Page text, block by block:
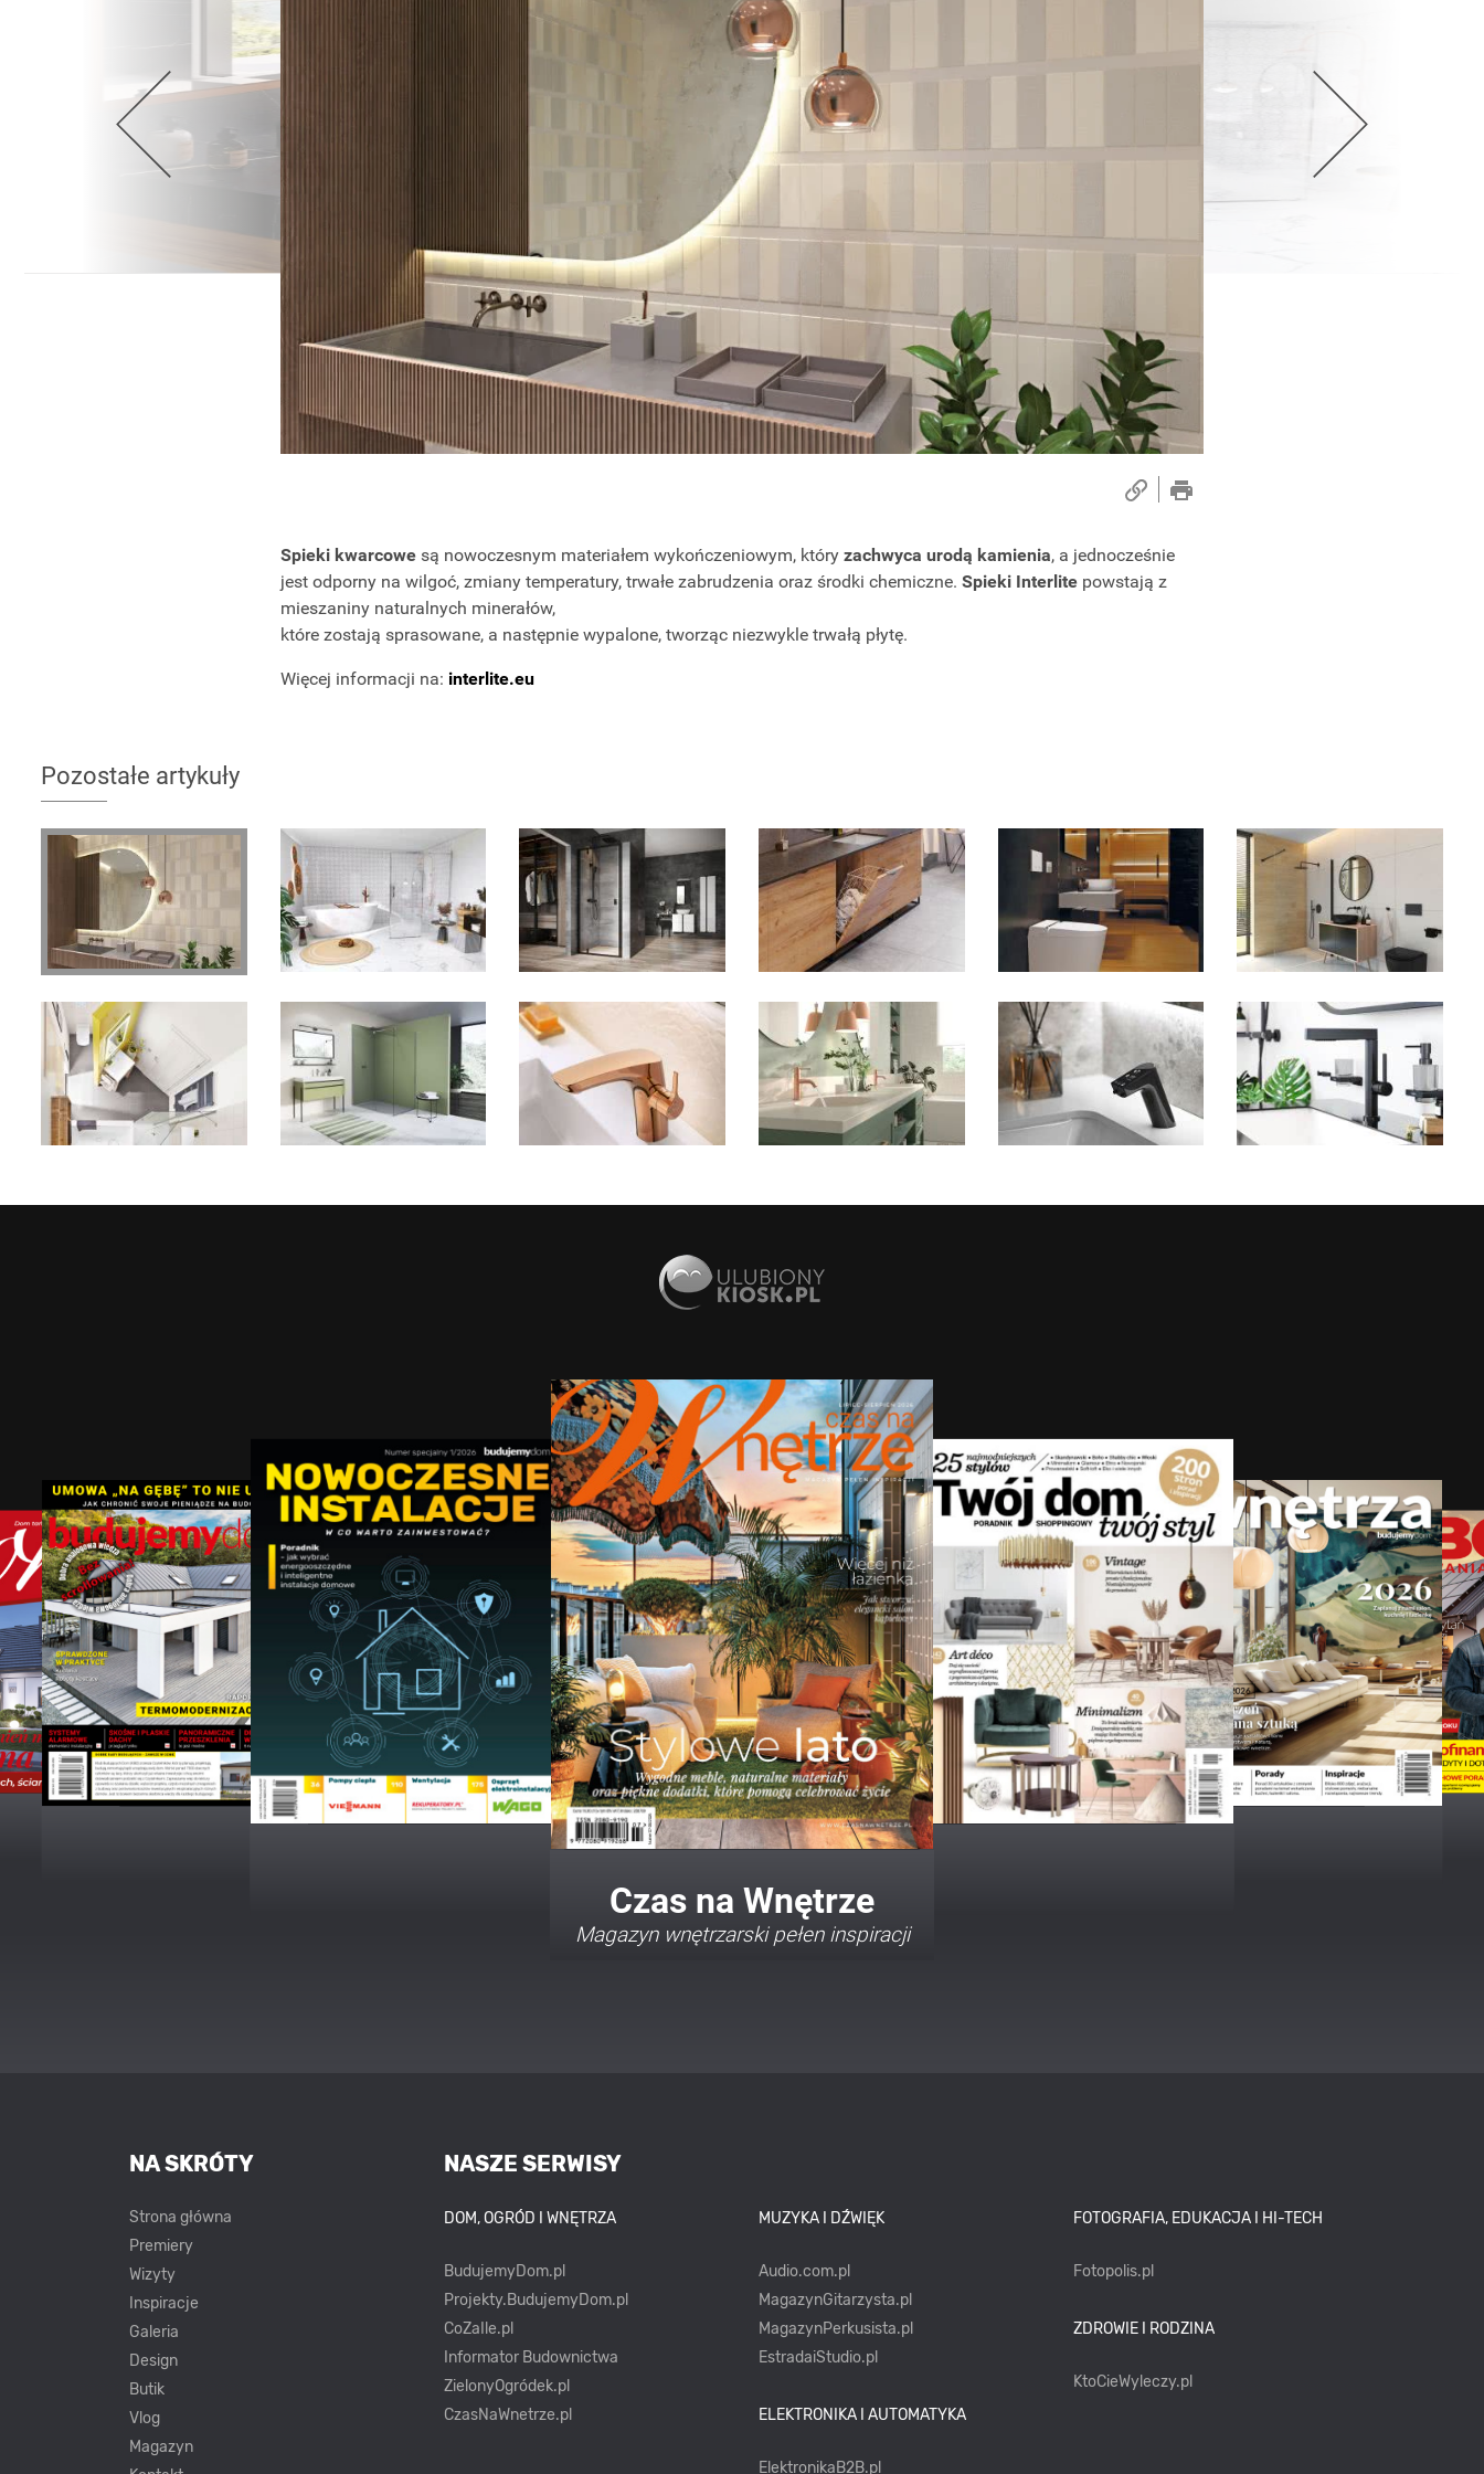
Spieki kwarcowesą nowoczesnym materiałem wykończeniowym, który zachwyca urodą kamienia, a jednocześnie
jest odporny na wilgoć, zmiany temperatury, trwałe zabrudzenia oraz środki chemiczne. Spieki Interlitepowstają z
mieszaniny naturalnych minerałów,
które zostają sprasowane, a następnie wypalone, tworząc niezwykle trwałą płytę.
Więcej informacji na: interlite.eu
Pozostałe artykuły
Twój Dom Twój Styl
Porady i inspiracje w najmodniejszych
NASZE SERWISY
DOM, OGRÓD I WNĘTRZA
BudujemyDom.pl
Projekty.BudujemyDom.pl
CoZaIle.pl
Informator Budownictwa
ZielonyOgródek.pl
CzasNaWnetrze.pl
MUZYKA I DŹWIĘK
Audio.com.pl
MagazynGitarzysta.pl
MagazynPerkusista.pl
EstradaiStudio.pl
ELEKTRONIKA I AUTOMATYKA
ElektronikaB2B.pl
FOTOGRAFIA, EDUKACJA I HI-TECH
Fotopolis.pl
ZDROWIE I RODZINA
KtoCieWyleczy.pl
NA SKRÓTY
Strona główna
Premiery
Wizyty
Inspiracje
Galeria
Design
Butik
Vlog
Magazyn